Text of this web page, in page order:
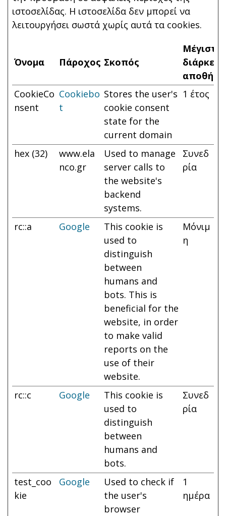
ιστοσελίδας. Η ιστοσελίδα δεν μπορεί να
λειτουργήσει σωστά χωρίς αυτά τα cookies.
Όνομα Πάροχος Σκοπός
Μέγιστη
διάρκεια
CookieCo
nsent
Cookiebo
t
Stores the user's
cookie consent
state for the
current domain
1 έτος
hex (32)
www.ela
nco.gr
Used to manage
server calls to
the website's
backend
systems.
Συνεδ
ρία
rc::a Google
This cookie is
used to
distinguish
between
humans and
bots. This is
beneficial for the
website, in order
to make valid
reports on the
use of their
website.
Μόνιμ
η
rc::c Google
This cookie is
used to
distinguish
between
humans and
bots.
Συνεδ
ρία
test_coo
kie
Google
Used to check if
the user's
browser
1
ημέρα